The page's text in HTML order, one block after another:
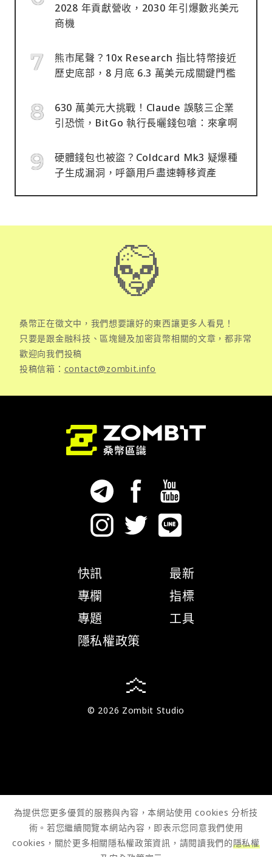
2028 年貢獻營收，2030 年引爆數兆美元
商機
熊市尾聲？10x Research 指比特幣接近
歷史底部，8 月底 6.3 萬美元成關鍵門檻
630 萬美元大挑戰！Claude 誤駭三企業
引恐慌，BitGo 執行長曬錢包嗆：來拿啊
硬體錢包也被盜？Coldcard Mk3 疑爆種
子生成漏洞，呼籲用戶盡速轉移資產
桑幣正在徵文中，我們想要讓好的東西讓更多人看見！
只要是跟金融科技、區塊鏈及加密貨幣相關的文章，都非常
歡迎向我們投稿
投稿信箱： contact@zombit.info
快訊
專欄
專題
隱私權政策
最新
指標
工具
© 2026 Zombit Studio
為提供您更多優質的服務與內容，本網站使用 cookies 分析技
術。若您繼續閱覽本網站內容，即表示您同意我們使用
cookies，關於更多相關隱私權政策資訊，請閱讀我們的隱私權